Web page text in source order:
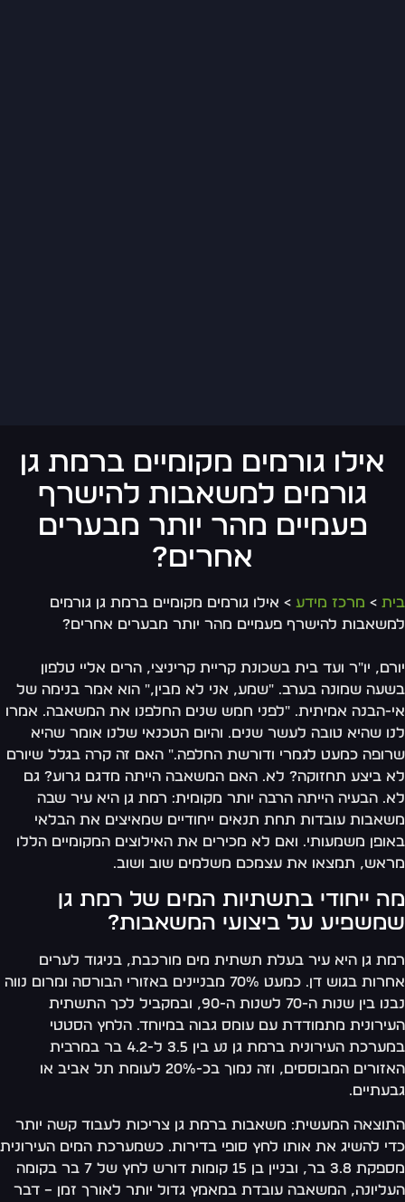
אילו גורמים מקומיים ברמת גן
גורמים למשאבות להישרף
פעמיים מהר יותר מבערים
אחרים?
> מרכז מידע> אילו גורמים מקומיים ברמת גן גורמים
להישרף פעמיים מהר יותר מבערים אחרים?
יו"ר ועד בית בשכונת קריית קריניצי, הרים אליי טלפון
שמונה בערב. "שמע, אני לא מבין," הוא אמר בנימה של
הבנה אמיתית. "לפני חמש שנים החלפנו את המשאבה. אמרו
שהיא טובה לעשר שנים. והיום הטכנאי שלנו אומר שהיא
כמעט לגמרי ודורשת החלפה." האם זה קרה בגלל שיורם
ביצע תחזוקה? לא. האם המשאבה הייתה מדגם גרוע? גם
הבעיה הייתה הרבה יותר מקומית: רמת גן היא עיר שבה
עובדות תחת תנאים ייחודיים שמאיצים את הבלאי
משמעותי. ואם לא מכירים את האילוצים המקומיים הללו
תמצאו את עצמכם משלמים שוב ושוב.
ייחודי בתשתיות המים של רמת גן
על ביצועי המשאבות?
גן היא עיר בעלת תשתית מים מורכבת, בניגוד לערים
אחרות בגוש דן. כמעט 70% מבניינים באזורי הבורסה ומרום נווה
נבנו בין שנות ה-70 לשנות ה-90, ובמקביל לכך התשתית
מתמודדת עם עומס גבוה במיוחד. הלחץ הסטטי
במערכת העירונית ברמת גן נע בין 3.5 ל-4.2 בר במרבית
האזורים המבוססים, וזה נמוך בכ-20% לעומת תל אביב או
המעשית: משאבות ברמת גן צריכות לעבוד קשה יותר
להשיג את אותו לחץ סופי בדירות. כשמערכת המים העירונית
מספקת 3.8 בר, ובניין בן 15 קומות דורש לחץ של 7 בר בקומה
המשאבה עובדת במאמץ גדול יותר לאורך זמן – דבר